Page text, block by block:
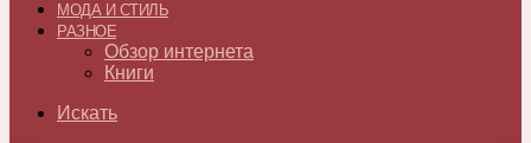
МОДА И СТИЛЬ
РАЗНОЕ
Обзор интернета
Книги
Искать